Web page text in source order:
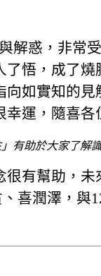
解惑，非常
了悟，成了
向如實知的
幸運，隨喜
有助於大家了解
有幫助，
喜潤澤，與